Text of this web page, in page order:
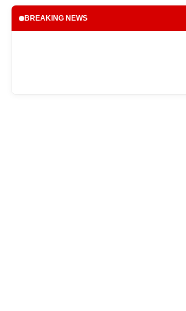
BREAKING NEWS